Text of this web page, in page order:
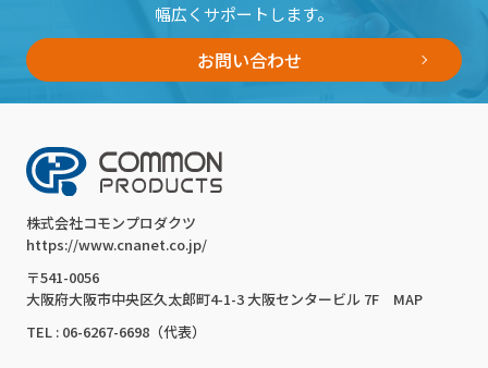
幅広くサポートします。
お問い合わせ
株式会社コモンプロダクツ
https://www.cnanet.co.jp/
〒541-0056
大阪府大阪市中央区久太郎町4-1-3 大阪センタービル 7F
MAP
TEL : 06-6267-6698（代表）